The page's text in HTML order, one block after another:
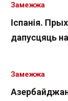
Іспанія.
дапусцяць
Замежжа
Замежжа